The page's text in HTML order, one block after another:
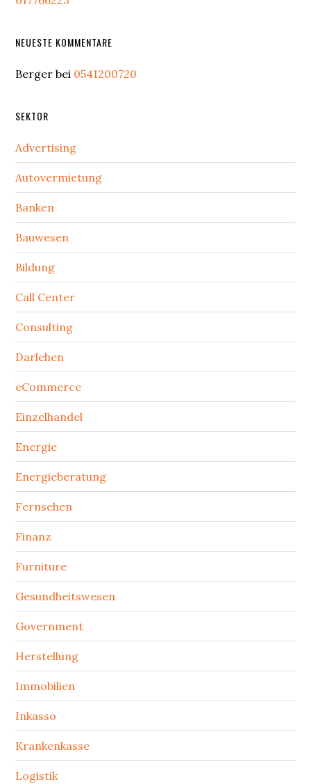
NEUESTE KOMMENTARE
Berger bei 0541200720
SEKTOR
Advertising
Autovermietung
Banken
Bauwesen
Bildung
Call Center
Consulting
Darlehen
eCommerce
Einzelhandel
Energie
Energieberatung
Fernsehen
Finanz
Furniture
Gesundheitswesen
Government
Herstellung
Immobilien
Inkasso
Krankenkasse
Logistik